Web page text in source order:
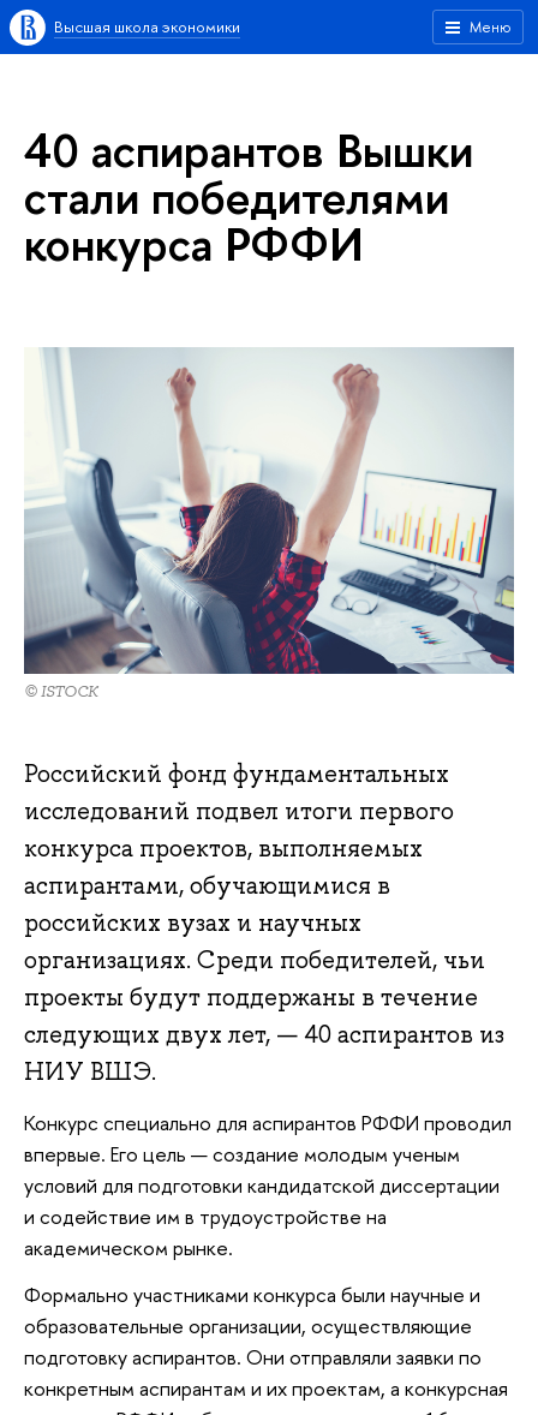
Меню
Высшая школа экономики
40 аспирантов Вышки
стали победителями
конкурса РФФИ
© ISTOCK
Российский фонд фундаментальных
исследований подвел итоги первого
конкурса проектов, выполняемых
аспирантами, обучающимися в
российских вузах и научных
организациях. Среди победителей, чьи
проекты будут поддержаны в течение
следующих двух лет, — 40 аспирантов из
НИУ ВШЭ.
Конкурс специально для аспирантов РФФИ проводил
впервые. Его цель — создание молодым ученым
условий для подготовки кандидатской диссертации
и содействие им в трудоустройстве на
академическом рынке.
Формально участниками конкурса были научные и
образовательные организации, осуществляющие
подготовку аспирантов. Они отправляли заявки по
конкретным аспирантам и их проектам, а конкурсная